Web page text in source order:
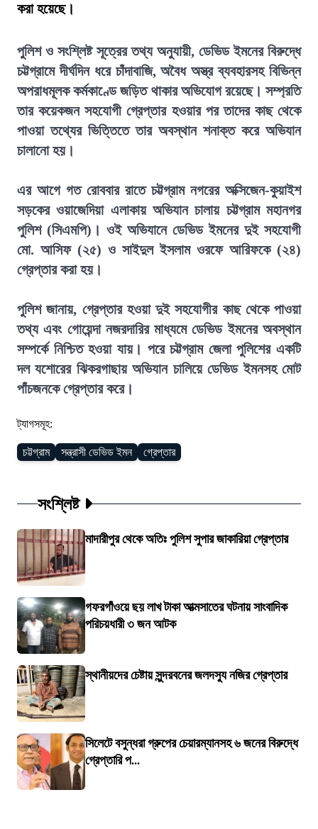
করা হয়েছে।
পুলিশ ও সংশ্লিষ্ট সূত্রের তথ্য অনুযায়ী, ডেভিড ইমনের বিরুদ্ধে
চট্টগ্রামে দীর্ঘদিন ধরে চাঁদাবাজি, অবৈধ অস্ত্র ব্যবহারসহ বিভিন্ন
অপরাধমূলক কর্মকাণ্ডে জড়িত থাকার অভিযোগ রয়েছে। সম্প্রতি
তার কয়েকজন সহযোগী গ্রেপ্তার হওয়ার পর তাদের কাছ থেকে
পাওয়া তথ্যের ভিত্তিতে তার অবস্থান শনাক্ত করে অভিযান
চালানো হয়।
এর আগে গত রোববার রাতে চট্টগ্রাম নগরের অক্সিজেন-কুয়াইশ
সড়কের ওয়াজেদিয়া এলাকায় অভিযান চালায় চট্টগ্রাম মহানগর
পুলিশ (সিএমপি)। ওই অভিযানে ডেভিড ইমনের দুই সহযোগী
মো. আসিফ (২৫) ও সাইদুল ইসলাম ওরফে আরিফকে (২৪)
গ্রেপ্তার করা হয়।
পুলিশ জানায়, গ্রেপ্তার হওয়া দুই সহযোগীর কাছ থেকে পাওয়া
তথ্য এবং গোয়েন্দা নজরদারির মাধ্যমে ডেভিড ইমনের অবস্থান
সম্পর্কে নিশ্চিত হওয়া যায়। পরে চট্টগ্রাম জেলা পুলিশের একটি
দল যশোরের ঝিকরগাছায় অভিযান চালিয়ে ডেভিড ইমনসহ মোট
পাঁচজনকে গ্রেপ্তার করে।
ট্যাগসমূহ:
চট্টগ্রাম সন্ত্রাসী ডেভিড ইমন গ্রেপ্তার
সংশ্লিষ্ট
মাদারীপুর থেকে অতিঃ পুলিশ সুপার জাকারিয়া গ্রেপ্তার
গফরগাঁওয়ে ছয় লাখ টাকা আত্মসাতের ঘটনায় সাংবাদিক
পরিচয়ধারী ৩ জন আটক
স্থানীয়দের চেষ্টায় সুন্দরবনের জলদস্যু নজির গ্রেপ্তার
সিলেটে বসুন্ধরা গ্রুপের চেয়ারম্যানসহ ৬ জনের বিরুদ্ধে
গ্রেপ্তারি প...